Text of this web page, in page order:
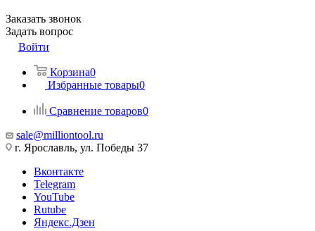
Заказать звонок
Задать вопрос
Войти
Корзина0
Избранные товары0
Сравнение товаров0
sale@milliontool.ru
г. Ярославль, ул. Победы 37
Вконтакте
Telegram
YouTube
Rutube
Яндекс.Дзен